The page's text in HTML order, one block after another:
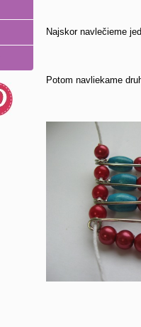
Najskor navlečieme
Potom navliekame